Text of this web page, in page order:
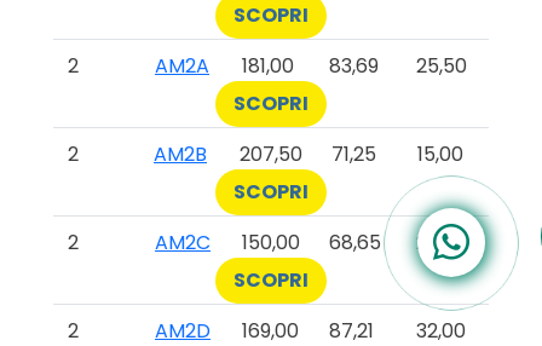
SCOPRI
2
AM2A 181,00 83,69
25,50
SCOPRI
2
AM2B 207,50 71,25
15,00
SCOPRI
2
AM2C 150,00 68,65
22,50
SCOPRI
2
AM2D 169,00 87,21
32,00